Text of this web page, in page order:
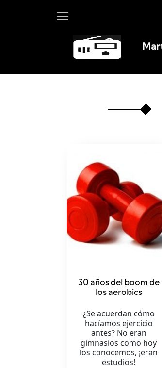
30 años del boom de
los aerobics
¿Se acuerdan cómo
hacíamos ejercicio
antes? No eran
gimnasios como hoy
los conocemos, ¡eran
estudios!